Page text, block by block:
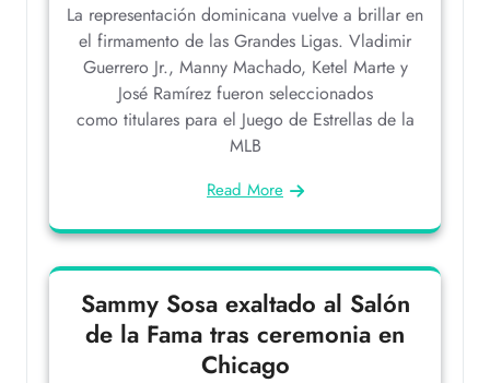
La representación dominicana vuelve a brillar en
el firmamento de las Grandes Ligas. Vladimir
Guerrero Jr., Manny Machado, Ketel Marte y
José Ramírez fueron seleccionados
como titulares para el Juego de Estrellas de la
MLB
Read More
Sammy Sosa exaltado al Salón
de la Fama tras ceremonia en
Chicago